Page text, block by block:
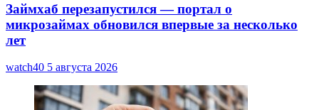
Займхаб перезапустился — портал о
микрозаймах обновился впервые за несколько
лет
watch40 5 августа 2026